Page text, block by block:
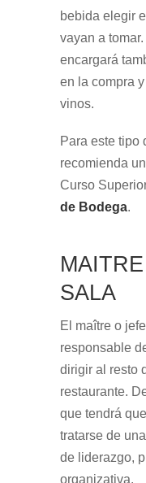
bebida elegir
vayan a
encargará
en la compra
vinos.
Para este tipo
recomienda
Curso
de Bodega.
SALA
El maître o
responsable
dirigir al resto
restaurante.
que tendrá
tratarse de
de liderazgo,
organizativa.